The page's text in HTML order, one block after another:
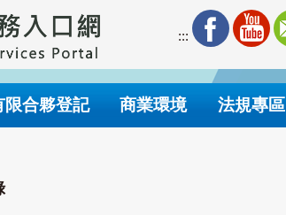
:::
限合夥登記 商業環境 法規專區